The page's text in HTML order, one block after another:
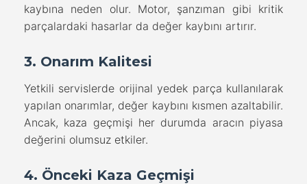
kaybına neden olur. Motor, şanzıman gibi kritik
parçalardaki hasarlar da değer kaybını artırır.
3. Onarım Kalitesi
Yetkili servislerde orijinal yedek parça kullanılarak
yapılan onarımlar, değer kaybını kısmen azaltabilir.
Ancak, kaza geçmişi her durumda aracın piyasa
değerini olumsuz etkiler.
4. Önceki Kaza Geçmişi